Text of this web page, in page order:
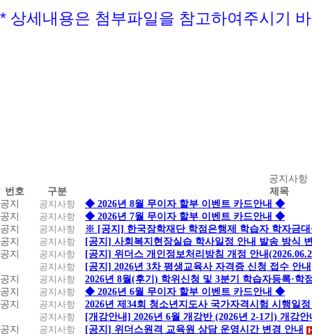
* 상세내용은 첨부파일을 참고하여주시기
지
사
항
공지사항
번호
구분
제목
공지
공지사항
◆ 2026년 8월 무이자 할부 이벤트 카드안내 ◆
공지
공지사항
◆ 2026년 7월 무이자 할부 이벤트 카드안내 ◆
공지
공지사항
※ [공지] 한국장학재단 학점은행제 학습자 학자금
공지
공지사항
[공지] 사회복지현장실습 학사일정 안내 발송 방식
공지
공지사항
[공지] 위더스 개인정보처리방침 개정 안내
공지사항
[공지] 2026년 3차 평생교육사 자격증 신청 접수 안내
공지
공지사항
2026년 8월(후기) 학위신청 및 3분기 학습자등록·학
공지
공지사항
◆ 2026년 6월 무이자 할부 이벤트 카드안내 ◆
공지
공지사항
2026년 제34회 청소년지도사 국가자격시험 시행일
공지사항
[개강안내] 2026년 6월 개강반 (2026년 2-1기) 개강안
공지
공지사항
[공지] 위더스원격 교육원 상담 운영시간 변경 안내